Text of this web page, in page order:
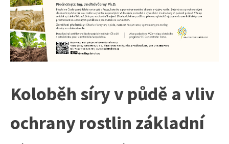
Koloběh síry v půdě a vliv
ochrany rostlin základní